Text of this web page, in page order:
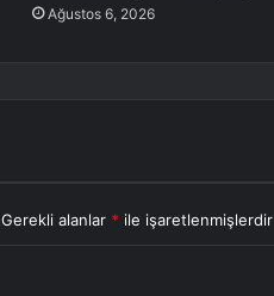
Ağustos 6, 2026
Gerekli alanlar * ile işaretlenmişlerdir